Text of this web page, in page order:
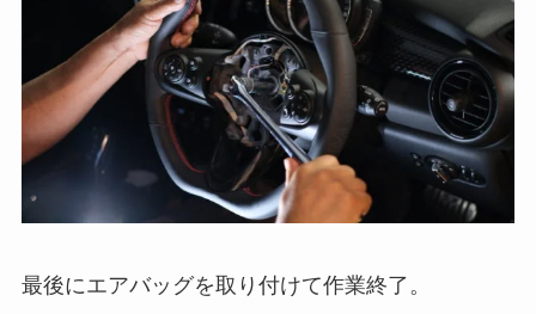
最後にエアバッグを取り付けて作業終了。